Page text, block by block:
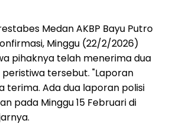
Medan AKBP Bayu Putro
Minggu (22/2/2026)
pihaknya telah menerima dua
tersebut. "Laporan
terima. Ada dua laporan polisi
pada Minggu 15 Februari di